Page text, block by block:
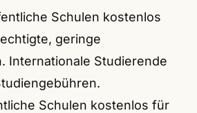
Schulen kostenlos
geringe
Internationale Studierende
Schulen kostenlos für